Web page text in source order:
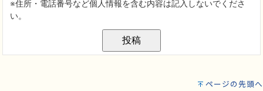
ページの先頭へ